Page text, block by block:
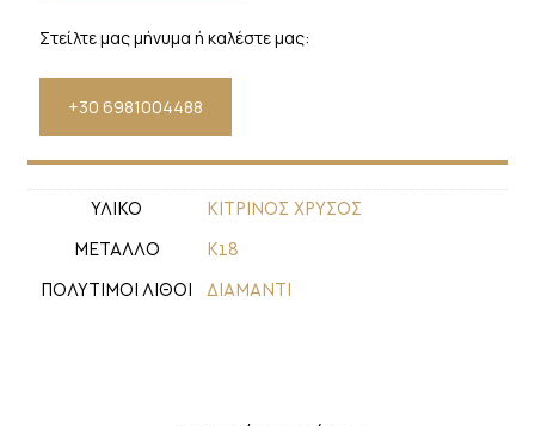
Στείλτε μας μήνυμα ή καλέστε μας:
+30 6981004488
ΥΛΙΚΟ ΚΙΤΡΙΝΟΣ ΧΡΥΣΟΣ
ΜΕΤΑΛΛΟ Κ18
ΠΟΛΥΤΙΜΟΙ ΛΙΘΟΙ ΔΙΑΜΑΝΤΙ